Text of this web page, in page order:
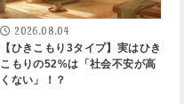
2026.08.04
【ひきこもり3タイプ】実はひき
こもりの52%は「社会不安が高
くない」！？